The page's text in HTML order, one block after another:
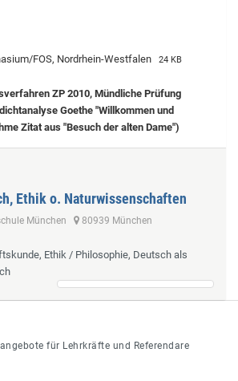
FOS, Nordrhein-Westfalen 24 KB
ZP 2010, Mündliche Prüfung
Goethe "Willkommen und
Zitat aus "Besuch der alten Dame")
Ethik o. Naturwissenschaften
München 80939 München
Ethik / Philosophie, Deutsch als
für Lehrkräfte und Referendare